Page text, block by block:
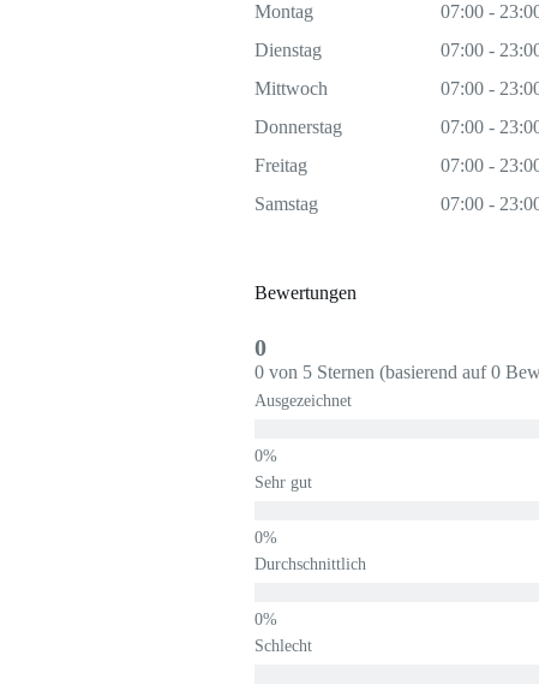
Montag
07:00 -
Dienstag
07:00 -
Mittwoch
07:00 -
Donnerstag
07:00 -
Freitag
07:00 -
Samstag
07:00 -
Bewertungen
0
0 von 5 Sternen (basierend auf 0
Ausgezeichnet
Sehr gut
Durchschnittlich
Schlecht